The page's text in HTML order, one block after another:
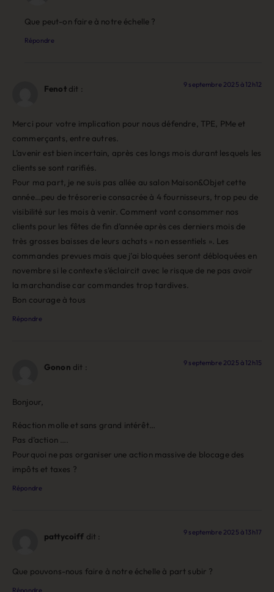
Que peut-on faire à notre échelle ?
Répondre
Fenot dit : 9 septembre 2025 à 12h12
Merci pour votre implication pour nous défendre, TPE, PMe et
commerçants, entre autres.
L’avenir est bien incertain, après ces longs mois durant lesquels les
clients se sont rarifiés.
Pour ma part, je ne suis pas allée au salon Maison&Objet cette
année…peu de trésorerie consacrée à 4 fournisseurs, trop peu de
visibilité sur les mois à venir. Comment vont consommer nos
clients pour les fêtes de fin d’année après ces derniers mois de
très grosses baisses de leurs achats « non essentiels ». Les
commandes prevues mais que j’ai bloquées seront débloquées en
novembre si le contexte s’éclaircit avec le risque de ne pas avoir
la marchandise car commandes trop tardives.
Bon courage à tous
Répondre
Gonon dit : 9 septembre 2025 à 12h15
Bonjour,
Réaction molle et sans grand intérêt…
Pas d’action ….
Pourquoi ne pas organiser une action massive de blocage des
impôts et taxes ?
Répondre
pattycoiff dit : 9 septembre 2025 à 13h17
Que pouvons-nous faire à notre échelle à part subir ?
Répondre